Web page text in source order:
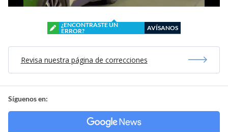
¿ENCONTRASTE UN
ERROR?
AVÍSANOS
Revisa nuestra página de correcciones
Síguenos en: